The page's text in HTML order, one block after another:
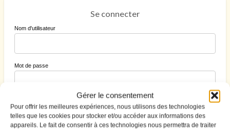
Gérer le consentement
Pour offrir les meilleures expériences, nous utilisons des technologies
telles que les cookies pour stocker et/ou accéder aux informations des
appareils. Le fait de consentir à ces technologies nous permettra de traiter
Se connecter
Nom d'utilisateur
Mot de passe
Se souvenir de moi